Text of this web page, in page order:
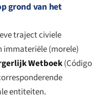
grond van het
traject civiele
immateriële (morele)
Wetboek(Código
entiteiten.